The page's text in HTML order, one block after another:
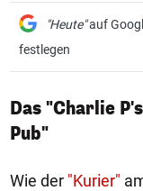
"Heute"auf
festlegen
Das "Charlie
Pub"
Wie der "Kurier"